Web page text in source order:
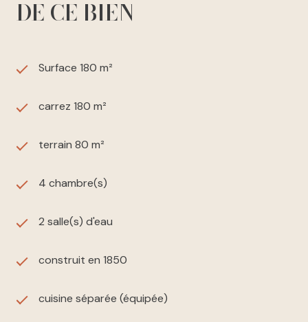
DE CE BIEN
Surface 180 m²
carrez 180 m²
terrain 80 m²
4 chambre(s)
2 salle(s) d'eau
construit en 1850
cuisine séparée (équipée)